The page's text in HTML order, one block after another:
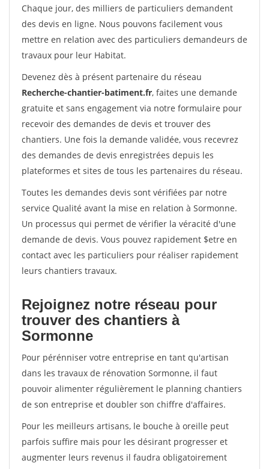
Chaque jour, des milliers de particuliers demandent
des devis en ligne. Nous pouvons facilement vous
mettre en relation avec des particuliers demandeurs de
travaux pour leur Habitat.
Devenez dès à présent partenaire du réseau
Recherche-chantier-batiment.fr, faites une demande
gratuite et sans engagement via notre formulaire pour
recevoir des demandes de devis et trouver des
chantiers. Une fois la demande validée, vous recevrez
des demandes de devis enregistrées depuis les
plateformes et sites de tous les partenaires du réseau.
Toutes les demandes devis sont vérifiées par notre
service Qualité avant la mise en relation à Sormonne.
Un processus qui permet de vérifier la véracité d'une
demande de devis. Vous pouvez rapidement $etre en
contact avec les particuliers pour réaliser rapidement
leurs chantiers travaux.
Rejoignez notre réseau pour
trouver des chantiers à
Sormonne
Pour pérénniser votre entreprise en tant qu'artisan
dans les travaux de rénovation Sormonne, il faut
pouvoir alimenter régulièrement le planning chantiers
de son entreprise et doubler son chiffre d'affaires.
Pour les meilleurs artisans, le bouche à oreille peut
parfois suffire mais pour les désirant progresser et
augmenter leurs revenus il faudra obligatoirement